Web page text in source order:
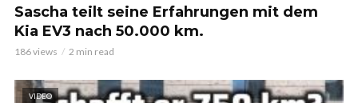
Sascha teilt seine Erfahrungen mit dem
Kia EV3 nach 50.000 km.
186 views 2 min read
VIDEO